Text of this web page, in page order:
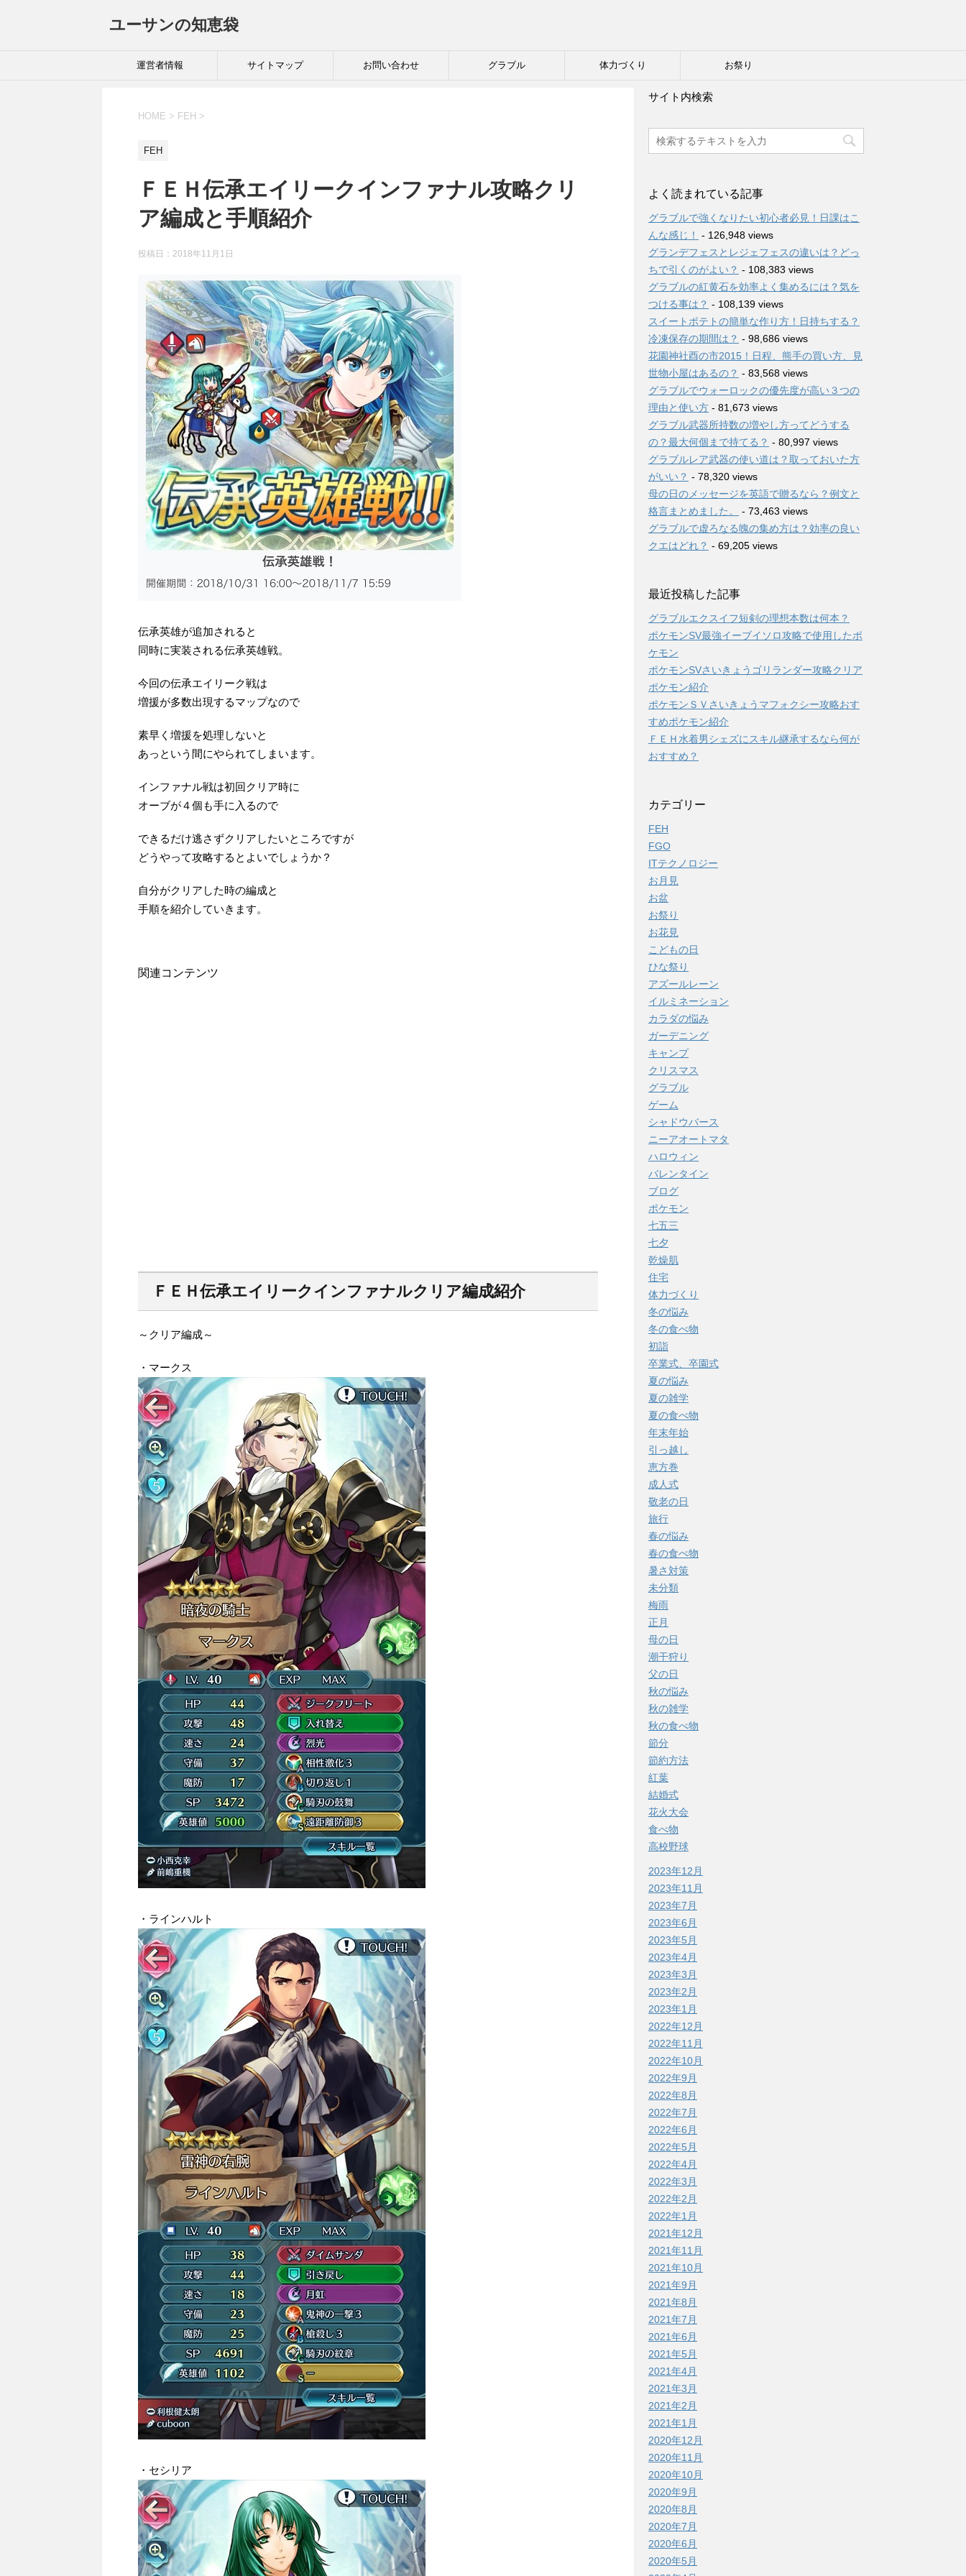
ユーサンの知恵袋
運営者情報 サイトマップ お問い合わせ グラブル 体力づくり お祭り
HOME > FEH >
FEH
ＦＥＨ伝承エイリークインファナル攻略クリ
ア編成と手順紹介
投稿日： 2018年11月1日
伝承英雄が追加されると
同時に実装される伝承英雄戦。
今回の伝承エイリーク戦は
増援が多数出現するマップなので
素早く増援を処理しないと
あっという間にやられてしまいます。
インファナル戦は初回クリア時に
オーブが４個も手に入るので
できるだけ逃さずクリアしたいところですが
どうやって攻略するとよいでしょうか？
自分がクリアした時の編成と
手順を紹介していきます。
関連コンテンツ
ＦＥＨ伝承エイリークインファナルクリア編成紹介
～クリア編成～
・マークス
・ラインハルト
・セシリア
サイト内検索
よく読まれている記事
グラブルで強くなりたい初心者必見！日課はこ
んな感じ！
- 126,948 views
グランデフェスとレジェフェスの違いは？どっ
ちで引くのがよい？ - 108,383 views
グラブルの紅黄石を効率よく集めるには？気を
つける事は？ - 108,139 views
スイートポテトの簡単な作り方！日持ちする？
冷凍保存の期間は？ - 98,686 views
花園神社酉の市2015！日程、熊手の買い方、見
世物小屋はあるの？ - 83,568 views
グラブルでウォーロックの優先度が高い３つの
理由と使い方 - 81,673 views
グラブル武器所持数の増やし方ってどうする
の？最大何個まで持てる？ - 80,997 views
グラブルレア武器の使い道は？取っておいた方
がいい？ - 78,320 views
母の日のメッセージを英語で贈るなら？例文と
格言まとめました。
- 73,463 views
グラブルで虚ろなる魄の集め方は？効率の良い
クエはどれ？ - 69,205 views
最近投稿した記事
グラブルエクスイフ短剣の理想本数は何本？
ポケモンSV最強イーブイソロ攻略で使用したポ
ケモン
ポケモンSVさいきょうゴリランダー攻略クリア
ポケモン紹介
ポケモンＳＶさいきょうマフォクシー攻略おす
すめポケモン紹介
ＦＥＨ水着男シェズにスキル継承するなら何が
おすすめ？
カテゴリー
FEH
FGO
ITテクノロジー
お月見
お盆
お祭り
お花見
こどもの日
ひな祭り
アズールレーン
イルミネーション
カラダの悩み
ガーデニング
キャンプ
クリスマス
グラブル
ゲーム
シャドウバース
ニーアオートマタ
ハロウィン
バレンタイン
ブログ
ポケモン
七五三
七夕
乾燥肌
住宅
体力づくり
冬の悩み
冬の食べ物
初詣
卒業式、卒園式
夏の悩み
夏の雑学
夏の食べ物
年末年始
引っ越し
恵方巻
成人式
敬老の日
旅行
春の悩み
春の食べ物
暑さ対策
未分類
梅雨
正月
母の日
潮干狩り
父の日
秋の悩み
秋の雑学
秋の食べ物
節分
節約方法
紅葉
結婚式
花火大会
食べ物
高校野球
2023年12月
2023年11月
2023年7月
2023年6月
2023年5月
2023年4月
2023年3月
2023年2月
2023年1月
2022年12月
2022年11月
2022年10月
2022年9月
2022年8月
2022年7月
2022年6月
2022年5月
2022年4月
2022年3月
2022年2月
2022年1月
2021年12月
2021年11月
2021年10月
2021年9月
2021年8月
2021年7月
2021年6月
2021年5月
2021年4月
2021年3月
2021年2月
2021年1月
2020年12月
2020年11月
2020年10月
2020年9月
2020年8月
2020年7月
2020年6月
2020年5月